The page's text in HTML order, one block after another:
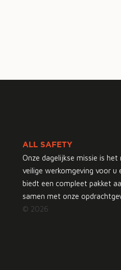
ALL SAFETY
Onze dagelijkse missie is
veilige werkomgeving voor u
biedt een compleet pakket
samen met onze
© 2026